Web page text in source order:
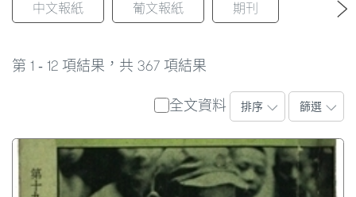
中文報紙 葡文報紙 期刊 返
第 1 - 12 項結果，共 367 項結果
全文資料 排序 篩選